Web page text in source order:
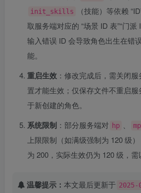
init_skills
（技能）等依赖
取服务端对应的 “场景 ID 表”“门派
输入错误 ID 会导致角色出生在错
能。
重启生效 ：修改完成后，需关闭
置才能生效；仅保存文件不重启
于新创建的角色。
系统限制 ：部分服务端对 hp mp
上限限制（如满级强制为 120 级
为 200，实际生效仍为 120 级，需
温馨提示： 本文最后更新于